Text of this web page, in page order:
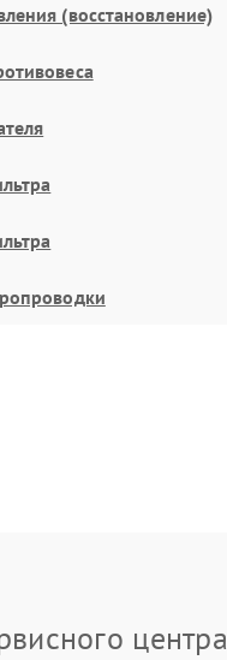
(восстановление)
центра